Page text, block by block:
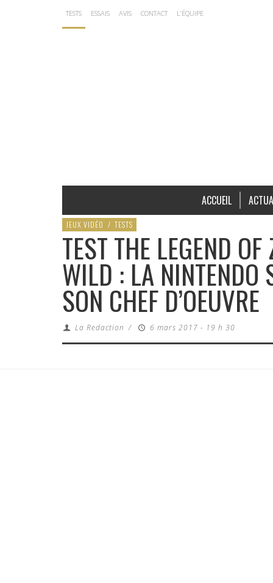
TESTS ESSAIS AVIS CONTACT L’ÉQUIPE
ACCUEIL
JEUX VIDÉO / TESTS
TEST THE LEGEND
WILD : LA NINTENDO
SON CHEF D’OEUVRE
La Redaction / 6 mars 2017 - 19 h 30